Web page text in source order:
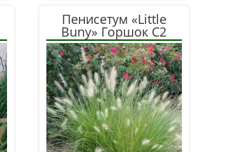
Пенисетум «Little
Buny» Горшок С2